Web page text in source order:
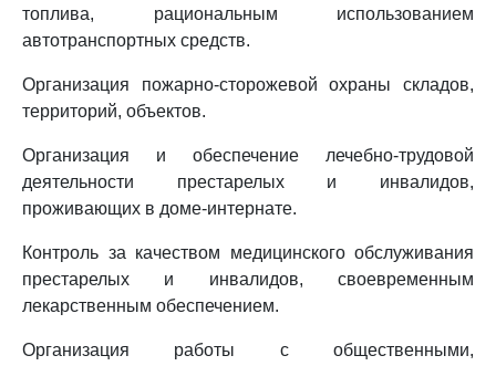
топлива, рациональным использованием
автотранспортных средств.
Организация пожарно-сторожевой охраны складов,
территорий, объектов.
Организация и обеспечение лечебно-трудовой
деятельности престарелых и инвалидов,
проживающих в доме-интернате.
Контроль за качеством медицинского обслуживания
престарелых и инвалидов, своевременным
лекарственным обеспечением.
Организация работы с общественными,